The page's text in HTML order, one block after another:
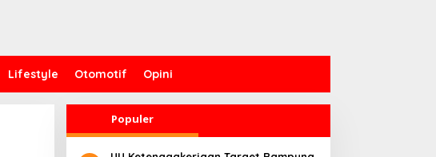
Lifestyle Otomotif Opini
Populer